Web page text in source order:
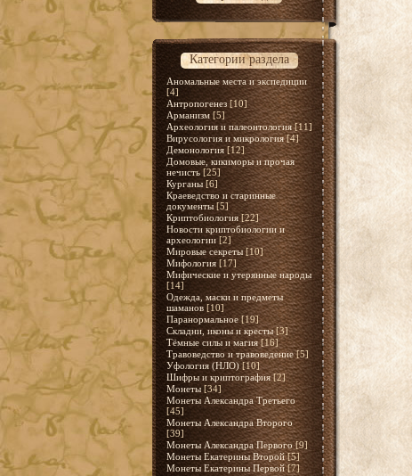
Категории раздела
Аномальные места и экспедиции
[4]
Антропогенез [10]
Арманизм [5]
Археология и палеонтология [11]
Вирусология и микрология [4]
Демонология [12]
Домовые, кикиморы и прочая
нечисть [25]
Курганы [6]
Краеведство и старинные
документы [5]
Криптобиология [22]
Новости криптобиологии и
археологии [2]
Мировые секреты [10]
Мифология [17]
Мифические и утерянные народы
[14]
Одежда, маски и предметы
шаманов [10]
Паранормальное [19]
Складни, иконы и кресты [3]
Тёмные силы и магия [16]
Травоведство и травоведение [5]
Уфология (НЛО) [10]
Шифры и криптография [2]
Монеты [34]
Монеты Александра Третьего
[45]
Монеты Александра Второго
[39]
Монеты Александра Первого [9]
Монеты Екатерины Второй [5]
Монеты Екатерины Первой [7]